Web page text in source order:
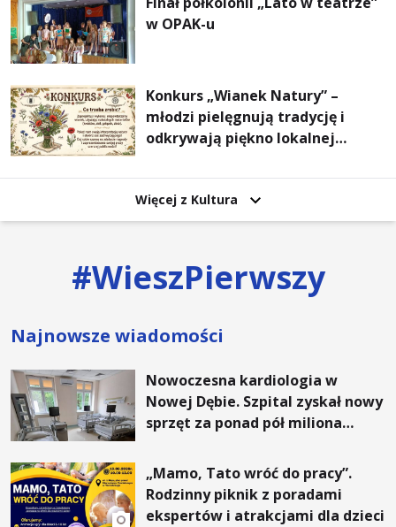
w OPAK-u
Konkurs „Wianek Natury” –
młodzi pielęgnują tradycję i
odkrywają piękno lokalnej
Więcej z Kultura
#WieszPierwszy
Najnowsze wiadomości
Nowoczesna kardiologia w
Nowej Dębie. Szpital zyskał nowy
sprzęt za ponad pół miliona
„Mamo, Tato wróć do pracy”.
Rodzinny piknik z poradami
ekspertów i atrakcjami dla dzieci